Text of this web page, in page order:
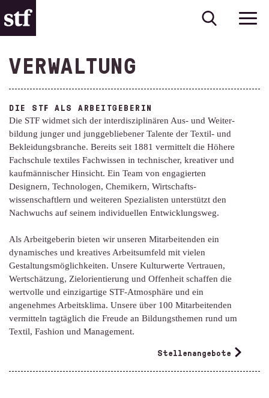
VERWALTUNG
DIE STF ALS ARBEITGEBERIN
Die STF widmet sich der interdiszi­plinären Aus- und Weiter­
bildung junger und jung­gebliebener Talente der Textil- und
Bekleidungs­branche. Bereits seit 1881 vermittelt die Höhere
Fachschule textiles Fachwissen in technischer, kreativer und
kaufmännischer Hinsicht. Ein Team von engagierten
Designern, Technologen, Chemikern, Wirtschafts­
wissenschaftlern und weiteren Spezialisten unterstützt den
Nachwuchs auf seinem individuellen Entwicklungsweg.
Als Arbeitgeberin bieten wir unseren Mitarbeitenden ein
dynamisches und kreatives Arbeits­umfeld mit vielen
Gestaltungs­möglichkeiten. Unsere Kulturwerte Vertrauen,
Wertschätzung, Zielorientierung und Offenheit schaffen die
wertvolle und einzigartige STF-Atmosphäre und ein
angenehmes Arbeitsklima. Unsere über 100 Mitarbeitenden
vermitteln tagtäglich die Freude an Bildungs­themen rund um
Textil, Fashion und Management.
Stellenangebote